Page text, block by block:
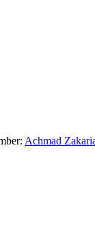
Achmad